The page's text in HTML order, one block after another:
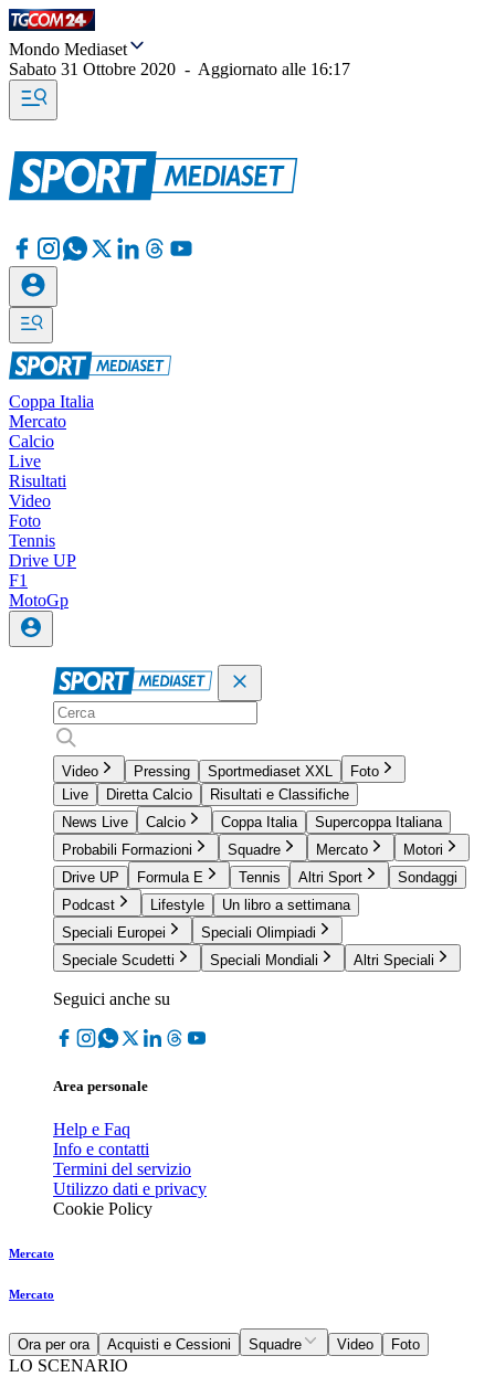
Mondo Mediaset
Sabato 31 Ottobre 2020 - Aggiornato alle 16:17
Coppa Italia
Mercato
Calcio
Live
Risultati
Video
Foto
Tennis
Drive UP
F1
MotoGp
Video Pressing Sportmediaset XXL
Foto
Live
Diretta Calcio
Risultati e Classifiche
News Live
Calcio Coppa Italia
Supercoppa Italiana
Probabili Formazioni
Squadre Mercato
Motori
Drive UP
Formula E Tennis Altri Sport
Sondaggi
Podcast
Lifestyle
Un libro a settimana
Speciali Europei
Speciali Olimpiadi
Speciale Scudetti
Speciali Mondiali Altri Speciali
Seguici anche su
Area personale
Help e Faq
Info e contatti
Termini del servizio
Utilizzo dati e privacy
Cookie Policy
Mercato
Mercato
Ora per ora Acquisti e Cessioni Squadre Video Foto
LO SCENARIO